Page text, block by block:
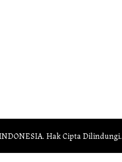
. Hak Cipta Dilindungi.